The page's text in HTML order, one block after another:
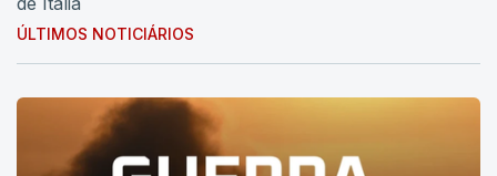
ÚLTIMOS NOTICIÁRIOS